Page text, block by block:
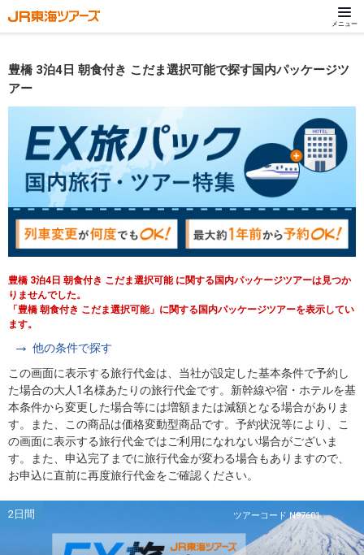
メニュー
豊橋 3泊4日 朝食付き こだま選択可能で探す国内パッケージツ
アー
豊橋 3泊4日 朝食付き こだま選択可能 に関する国内パッケージツアーは見つか
りませんでした。
「豊橋 朝食付き こだま選択可能」に関する国内パッケージツアーを表示してい
ます。
他の条件で探す
この画面に表示する旅行代金は、当社が設定した基本条件で予約し
た場合の大人1名様あたりの旅行代金です。新幹線や宿・ホテルを基
本条件から変更した場合等には増額または減額となる場合がありま
す。また、この商品は価格変動型商品です。予約状況等により、こ
の画面に表示する旅行代金ではご利用になれない場合がございま
す。また、申込完了までに旅行代金が変わる場合もありますので、
お申込に直前に再度旅行代金をご確認ください。
ツアーコード N97601
2日間